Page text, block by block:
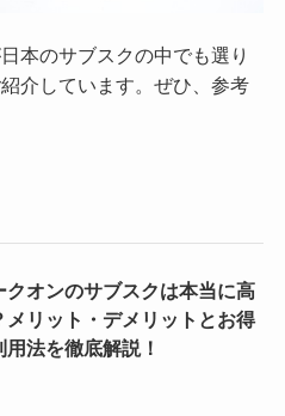
本のサブスクの中でも選り
介しています。ぜひ、参考
クオンのサブスクは本当に高
メリット・デメリットとお得
用法を徹底解説！